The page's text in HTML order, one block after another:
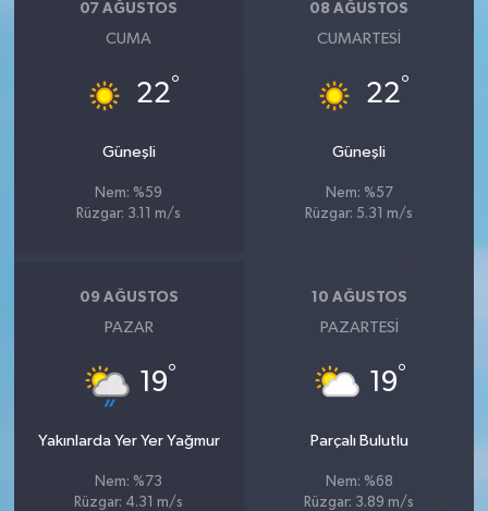
07 AĞUSTOS
CUMA
22°
Güneşli
Nem: %59
Rüzgar: 3.11 m/s
08 AĞUSTOS
CUMARTESI
22°
Güneşli
Nem: %57
Rüzgar: 5.31 m/s
09 AĞUSTOS
PAZAR
19°
Yakınlarda Yer Yer Yağmur
Nem: %73
Rüzgar: 4.31 m/s
10 AĞUSTOS
PAZARTESI
19°
Parçalı Bulutlu
Nem: %68
Rüzgar: 3.89 m/s